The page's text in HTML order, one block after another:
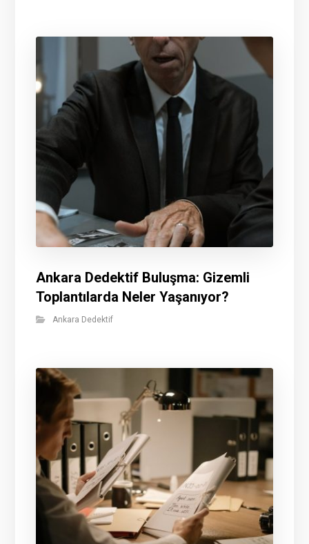
Ankara Dedektif Buluşma: Gizemli
Toplantılarda Neler Yaşanıyor?
Ankara Dedektif